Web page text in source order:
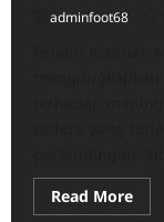
adminfoot68
Read MoreRead
more